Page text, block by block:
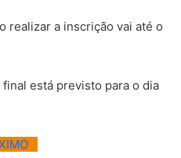
realizar a inscrição vai até o
está previsto para o dia